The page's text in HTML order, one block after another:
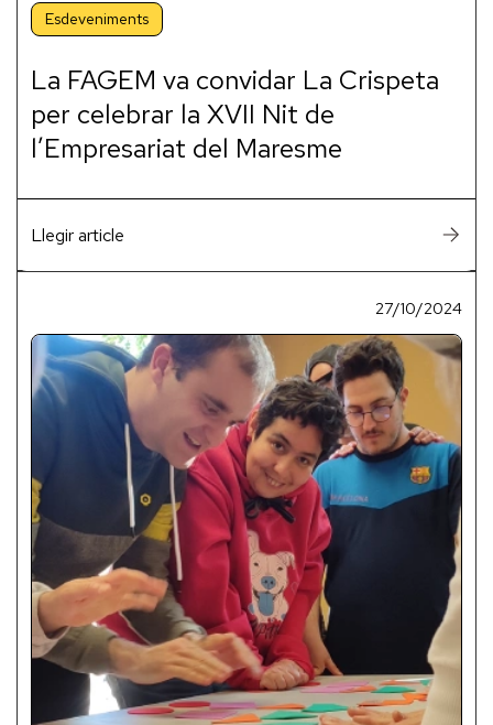
Esdeveniments
La FAGEM va convidar La Crispeta
per celebrar la XVII Nit de
l’Empresariat del Maresme
Llegir article
27/10/2024